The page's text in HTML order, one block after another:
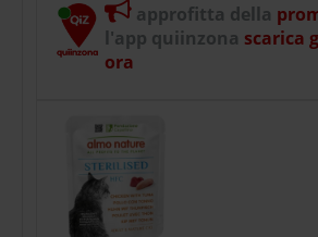
approfitta della
l'app quiinzona scarica
ora